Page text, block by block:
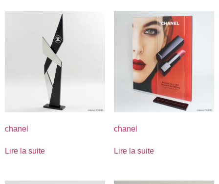
chanel
Lire la suite
chanel
Lire la suite